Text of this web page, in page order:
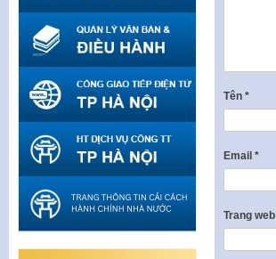
Tên *
Email *
Trang web